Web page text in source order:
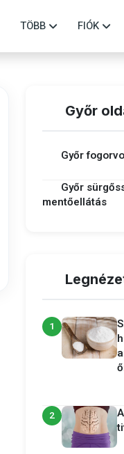
TÖBB FIÓK
Győr
Győr
Győr
mentőellátás
1
2